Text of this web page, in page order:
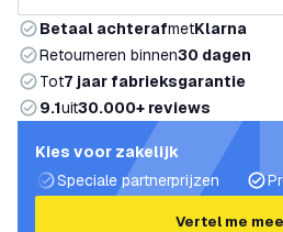
Betaal achterafmetKlarna
Retourneren binnen30 dagen
Tot7 jaar fabrieksgarantie
9.1uit30.000+ reviews
Kies voor zakelijk
Speciale partnerprijzen
Vertel me